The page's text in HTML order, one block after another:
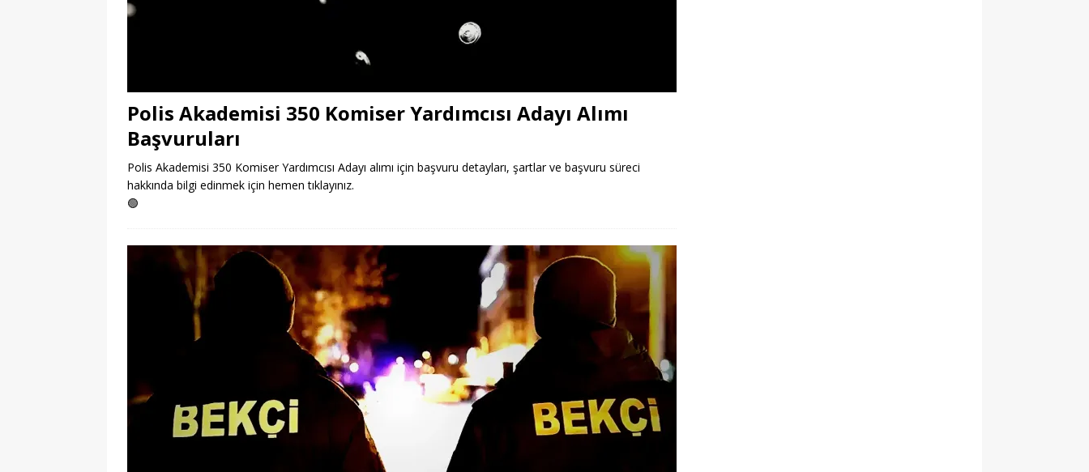
Polis Akademisi 350 Komiser Yardımcısı Adayı Alımı
Başvuruları
Polis Akademisi 350 Komiser Yardımcısı Adayı alımı için başvuru detayları, şartlar ve başvuru süreci
hakkında bilgi edinmek için hemen tıklayınız.
🟢